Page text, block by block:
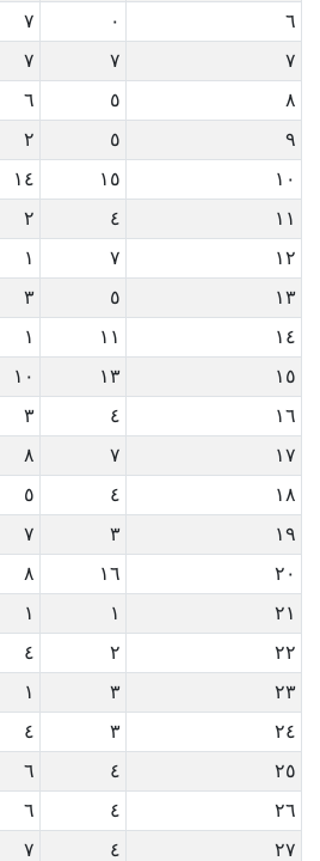
٦
٠ ٧
٧
٧ ٧
٨
٥ ٦
٩
٥ ٢
١٠
١٥ ١٤
١١
٤ ٢
١٢
٧ ١
١٣
٥ ٣
١٤
١١ ١
١٥
١٣ ١٠
١٦
٤ ٣
١٧
٧ ٨
١٨
٤ ٥
١٩
٣ ٧
٢٠
١٦ ٨
٢١
١ ١
٢٢
٢ ٤
٢٣
٣ ١
٢٤
٣ ٤
٢٥
٤ ٦
٢٦
٤ ٦
٢٧
٤ ٧